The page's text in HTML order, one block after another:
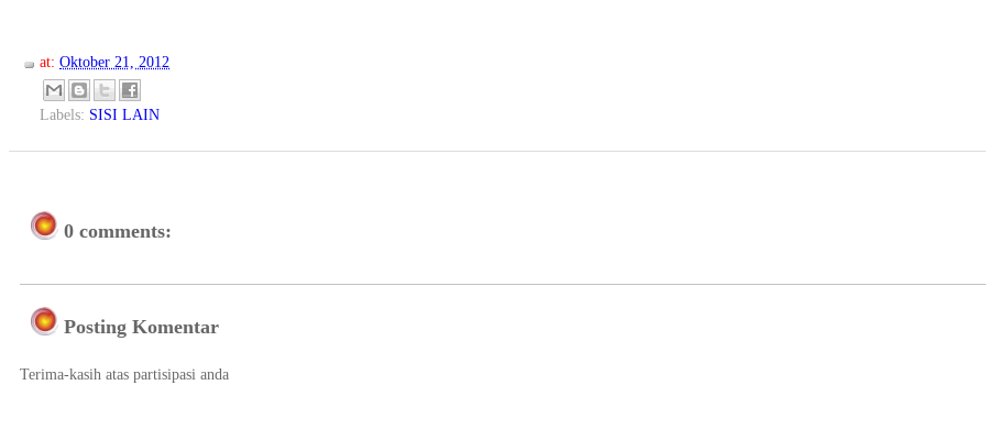
at: Oktober 21, 2012
Labels: SISI LAIN
0 comments:
Posting Komentar
Terima-kasih atas partisipasi anda